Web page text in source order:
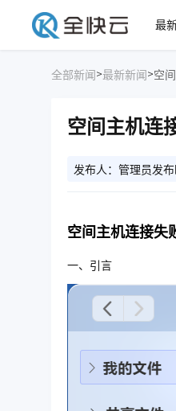
最
全部新闻>最新新闻>空
空间主机连
发布人：管理员发
空间主机连接失
一、引言